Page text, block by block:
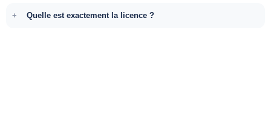
Quelle est exactement la licence ?